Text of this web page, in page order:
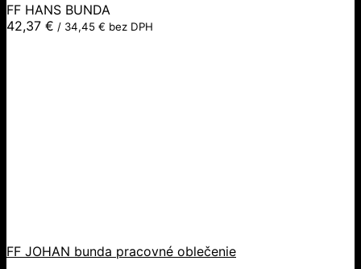
FF HANS BUNDA
42,37 € / 34,45 € bez DPH
FF JOHAN bunda pracovné oblečenie